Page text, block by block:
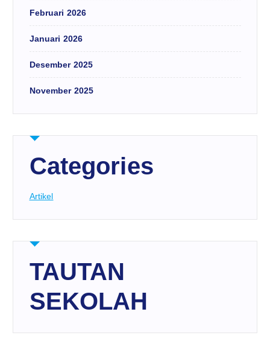
Februari 2026
Januari 2026
Desember 2025
November 2025
Categories
Artikel
TAUTAN
SEKOLAH